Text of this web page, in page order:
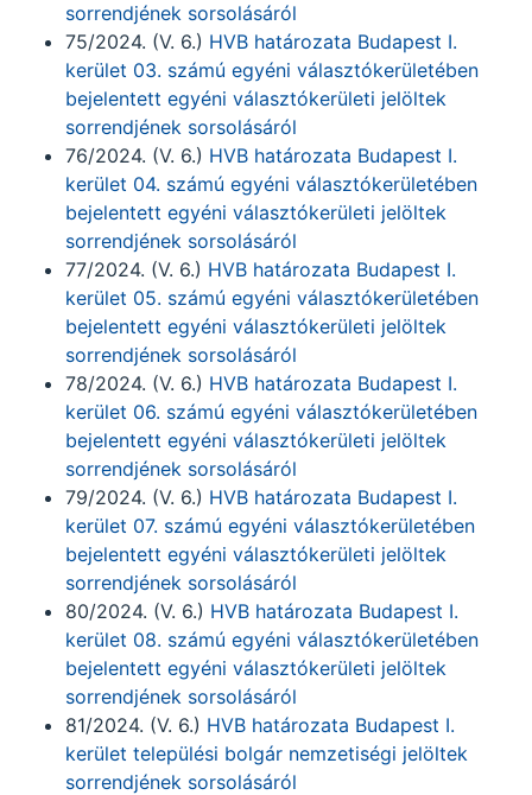
sorrendjének sorsolásáról
75/2024. (V. 6.) HVB határozata Budapest I.
kerület 03. számú egyéni választókerületében
bejelentett egyéni választókerületi jelöltek
sorrendjének sorsolásáról
76/2024. (V. 6.) HVB határozata Budapest I.
kerület 04. számú egyéni választókerületében
bejelentett egyéni választókerületi jelöltek
sorrendjének sorsolásáról
77/2024. (V. 6.) HVB határozata Budapest I.
kerület 05. számú egyéni választókerületében
bejelentett egyéni választókerületi jelöltek
sorrendjének sorsolásáról
78/2024. (V. 6.) HVB határozata Budapest I.
kerület 06. számú egyéni választókerületében
bejelentett egyéni választókerületi jelöltek
sorrendjének sorsolásáról
79/2024. (V. 6.) HVB határozata Budapest I.
kerület 07. számú egyéni választókerületében
bejelentett egyéni választókerületi jelöltek
sorrendjének sorsolásáról
80/2024. (V. 6.) HVB határozata Budapest I.
kerület 08. számú egyéni választókerületében
bejelentett egyéni választókerületi jelöltek
sorrendjének sorsolásáról
81/2024. (V. 6.) HVB határozata Budapest I.
kerület települési bolgár nemzetiségi jelöltek
sorrendjének sorsolásáról